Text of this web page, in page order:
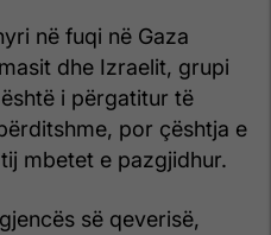
në fuqi në Gaza
dhe Izraelit, grupi
i përgatitur të
por çështja e
mbetet e pazgjidhur.
së qeverisë,